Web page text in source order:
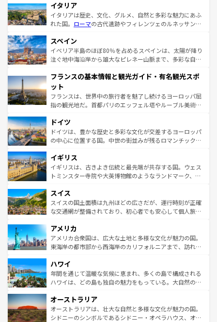
イタリア
イタリアは歴史、文化、グルメ、自然と多彩な魅力にあふ
れた国。 ローマの古代遺跡やフィレンツェのルネッサンス
ろん、トスカーナの美しい田園風景やアマルフィ海岸の絶
景など、自然景観も見逃せない。観光の合間には、本場の
ピザやパスタなど、絶品のイタリア料理を堪能することも
ませてくれるイタリアで、忘れられない旅をしてみよう！
なお、新着のイタリア情報は
しい。
スペイン
イベリア半島のほぼ80％を占めるスペインは、太陽が降り
注ぐ地中海沿岸から雄大なピレネー山脈まで、多彩な自然
文化が根付くこの国では、情熱的なフラメンコ、熱気あふ
れる闘牛、そして美味しいタパスが生活の一部となってい
る。首都マドリードの洗練された雰囲気や、バルセロナの
アートに溢れた街角から、地方では古代ローマ遺跡や中世
せる。地方によって風土や気候が異なるスペインはその個
性で訪れる人を魅了する。 なお、新着のスペイン情報は コ
ンテンツ一覧を参照してほしい。
フランスの基本情報と観光ガイド・有名観光スポ
ット
フランスは、世界中の旅行者を魅了し続けるヨーロッパ屈
指の観光地だ。首都パリのエッフェル塔やルーブル美術館
で、幅広い魅力が詰まっている。華麗な宮殿、歴史的な大
聖堂、美しいビーチ、そして豊かな自然が、訪れる者を心
から魅了する。また、フランスは美食の国としても知ら
いる。シャンパンの発祥地であるランス、プロヴァンスの
香り高いラベンダー畑など、多彩な楽しみ方が可能だ。さ
らに、パリ以外の地域にも魅力が溢れており、どの街角に
れる地方に足を運ぶとそれぞれで全く異なる文化を体験で
きるだろう。 なお、新着のフランス情報はコンテンツ一覧
を参照してほしい。
ドイツ
ドイツは、豊かな歴史と多彩な文化が交差するヨーロッパ
の中心に位置する国。中世の街並みが残るロマンチック街
顔を持つこの国は、どこを歩いても飽きることがない。ベ
ルリンの文化的活気、バイエルン州のアルプスの絶景、そ
してライン川沿いのワイン畑といった風景は必見。ビール
は、お酒好きな人にはぜひ体験してほしい。 なお、新着の
ドイツ情報はコンテンツ一覧を参照してほしい。
イギリス
イギリスは、古きよき伝統と最先端が共存する国。ウェス
トミンスター寺院や大英博物館のようなランドマーク、歴
リアごとに異なる魅力がある。また、優雅なアフタヌーン
ティー、ビール好きにはたまらない英国パブ、サッカー観
戦など、本場だからこそできる体験も豊富。イギリスを旅
ンツ一覧を参照してほしい。
スイス
スイスの国土面積は九州ほどの広さだが、運行時刻が正確
な交通網が整備されており、初心者でも安心して個人旅行
の建物がそのまま残る町や、スイスならではのユニークな
博物館もあり、アルプス観光だけでなく町歩きも満喫する
ことができる。国民の所得が高いため物価も高いが、旅行
ば市内交通費無料で観光を楽しむこともできる。 なお、新
着のスイス情報はコンテンツ一覧 を参照してほしい。
アメリカ
アメリカ合衆国は、広大な土地と多様な文化が魅力の国。
東海岸の都市部から西海岸のカリフォルニアまで、訪れる
のような巨大都市は、観光、ショッピング、エンターテイ
ンメントが詰まった刺激的なスポットだ。一方、アメリカ
西部には大自然が広がり、グランドキャニオンやイエロー
部のニューオーリンズでは、音楽と美食が融合した独特の
文化が魅力。旅行者はアメリカの各地域で異なる魅力を楽
しみながら、その多様性と豊かな歴史を感じることができ
ハワイ
年間を通じて温暖な気候に恵まれ、多くの島で構成される
ハワイは、どの島も独自の魅力をもっている。大自然の神
ワイ島は見逃せない。また、定番の観光地といえばオアフ
島だが、静かな自然を求めるならマウイ島やカウアイ島が
おすすめ。エメラルドグリーンに輝く海をはじめ、豊かな
オーストラリア
オーストラリアは、壮大な自然と多様な文化が魅力の国。
シドニーのシンボルであるシドニー・オペラハウス、オー